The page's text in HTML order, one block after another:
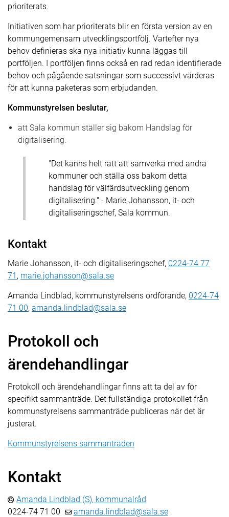
prioriterats.
Initiativen som har prioriterats blir en första version av en
kommungemensam utvecklingsportfölj. Vartefter nya
behov definieras ska nya initiativ kunna läggas till
portföljen. I portföljen finns också en rad redan identifierade
behov och pågående satsningar som successivt värderas
för att kunna paketeras som erbjudanden.
Kommunstyrelsen beslutar,
att Sala kommun ställer sig bakom Handslag för
digitalisering.
"Det känns helt rätt att samverka med andra
kommuner och ställa oss bakom detta
handslag för välfärdsutveckling genom
digitalisering." - Marie Johansson, it- och
digitaliseringschef, Sala kommun.
Kontakt
Marie Johansson, it- och digitaliseringschef, 0224-74 77
71 , marie.johansson@sala.se
Amanda Lindblad, kommunstyrelsens ordförande, 0224-74
71 00, amanda.lindblad@sala.se
Protokoll och
ärendehandlingar
Protokoll och ärendehandlingar finns att ta del av för
specifikt sammanträde. Det fullständiga protokollet från
kommunstyrelsens sammanträde publiceras när det är
justerat.
Kommunstyrelsens sammanträden
Kontakt
Amanda Lindblad (S), kommunalråd
0224-74 71 00
amanda.lindblad@sala.se